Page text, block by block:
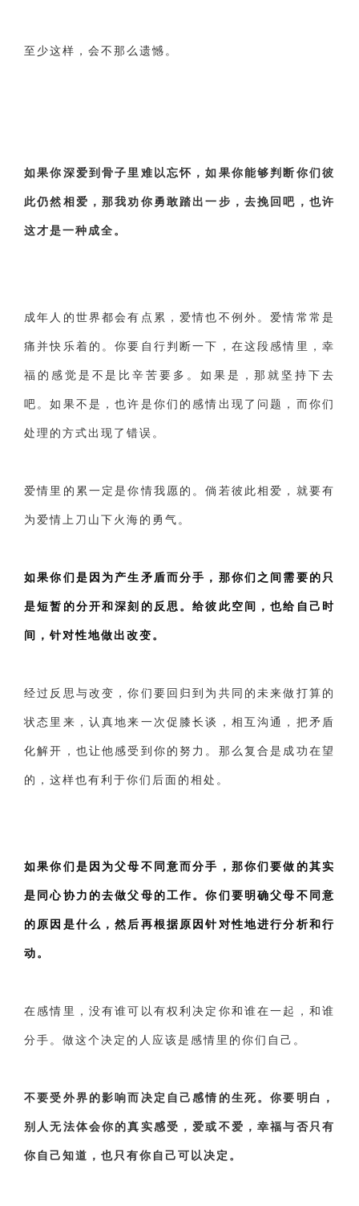
至少这样，会不那么遗憾。
如果你深爱到骨子里难以忘怀，如果你能够判断你们彼
此仍然相爱，那我劝你勇敢踏出一步，去挽回吧，也许
这才是一种成全。
成年人的世界都会有点累，爱情也不例外。爱情常常是
痛并快乐着的。你要自行判断一下，在这段感情里，幸
福的感觉是不是比辛苦要多。如果是，那就坚持下去
吧。如果不是，也许是你们的感情出现了问题，而你们
处理的方式出现了错误。
爱情里的累一定是你情我愿的。倘若彼此相爱，就要有
为爱情上刀山下火海的勇气。
如果你们是因为产生矛盾而分手，那你们之间需要的只
是短暂的分开和深刻的反思。给彼此空间，也给自己时
间，针对性地做出改变。
经过反思与改变，你们要回归到为共同的未来做打算的
状态里来，认真地来一次促膝长谈，相互沟通，把矛盾
化解开，也让他感受到你的努力。那么复合是成功在望
的，这样也有利于你们后面的相处。
如果你们是因为父母不同意而分手，那你们要做的其实
是同心协力的去做父母的工作。你们要明确父母不同意
的原因是什么，然后再根据原因针对性地进行分析和行
动。
在感情里，没有谁可以有权利决定你和谁在一起，和谁
分手。做这个决定的人应该是感情里的你们自己。
不要受外界的影响而决定自己感情的生死。你要明白，
别人无法体会你的真实感受，爱或不爱，幸福与否只有
你自己知道，也只有你自己可以决定。